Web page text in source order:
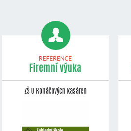
REFERENCE
Firemní výuka
ZŠ U Roháčových kasáren